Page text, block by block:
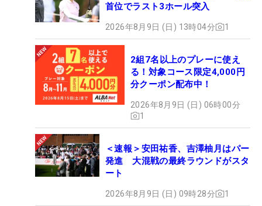
首位でラスト3ホール突入
2026年8月9日 (日) 13時04分 1
2組7名以上のプレーに使え
る！対象コース限定4,000円
分クーポン配布中！
2026年8月9日 (日) 06時00分
1
＜速報＞安田祐香、吉澤柚月はパー
発進 大混戦の最終ラウンドがスタ
ート
2026年8月9日 (日) 09時28分 1